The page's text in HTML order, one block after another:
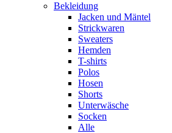
Bekleidung
Jacken und Mäntel
Strickwaren
Sweaters
Hemden
T-shirts
Polos
Hosen
Shorts
Unterwäsche
Socken
Alle